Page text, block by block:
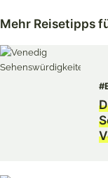
Mehr Reisetipps